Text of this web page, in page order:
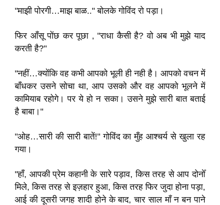
"माझी पोरगी…माझ बाळ.." बोलके गोविंद रो पड़ा।
फिर आँसू पोंछ कर पूछा , "राधा कैसी है? वो अब भी मुझे याद
करती है?"
"नहीं…क्योंकि वह कभी आपको भूली ही नही है। आपको वचन में
बाँधकर उसने सोचा था, आप उसको और वह आपको भूलने में
कामियाब रहोगे। पर ये हो न सका। उसने मुझे सारी बात बताई
है बाबा।"
"ओह…सारी की सारी बातें!" गोविंद का मुँह आश्चर्य से खुला रह
गया।
"हाँ, आपकी प्रेम कहानी के सारे पड़ाव, किस तरह से आप दोनोँ
मिले, किस तरह से इज़हार हुआ, किस तरह फिर जुदा होना पड़ा,
आई की दूसरी जगह शादी होने के बाद, चार साल माँ न बन पाने